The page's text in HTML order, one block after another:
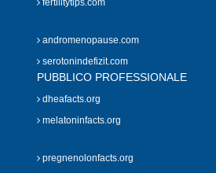
fertilitytips.com
andromenopause.com
serotonindefizit.com
PUBBLICO PROFESSIONALE
dheafacts.org
melatoninfacts.org
pregnenolonfacts.org